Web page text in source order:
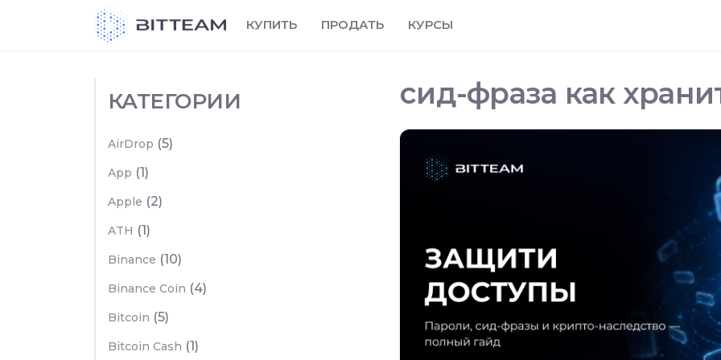
КУПИТЬ ПРОДАТЬ КУРСЫ
сид-фраза как
КАТЕГОРИИ
AirDrop (5)
App (1)
Apple (2)
ATH (1)
Binance (10)
Binance Coin (4)
Bitcoin (5)
Bitcoin Cash (1)